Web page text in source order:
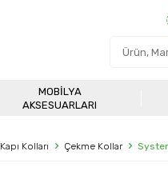
MOBILYA
AKSESUARLARI
Kapı Kolları Çekme Kollar